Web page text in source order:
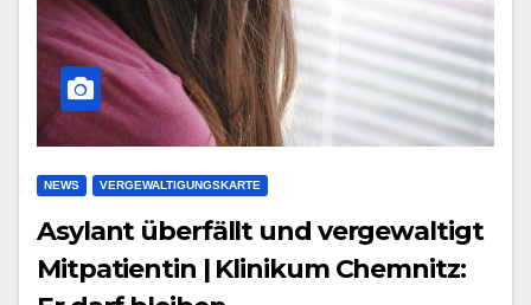
NEWS VERGEWALTIGUNGSKARTE
Asylant überfällt und vergewaltigt
Mitpatientin | Klinikum Chemnitz: